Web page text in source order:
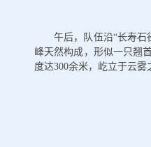
午后，队伍沿“长寿
峰天然构成，形似一只翘
度达300余米，屹立于云